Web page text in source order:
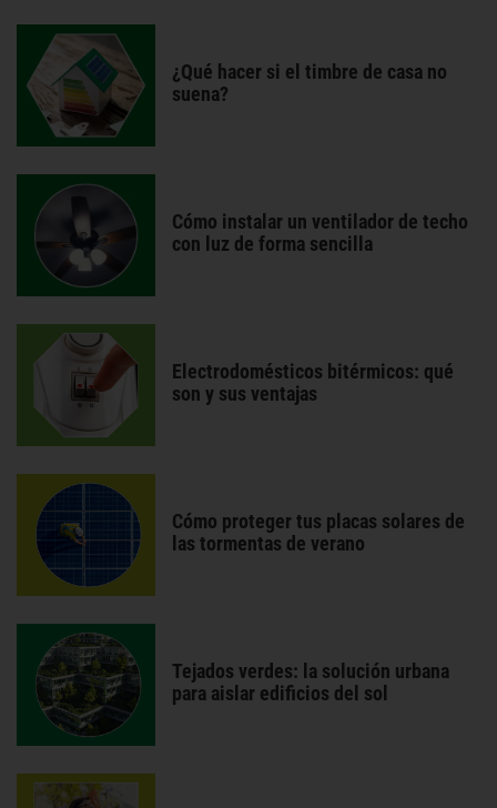
¿Qué hacer si el timbre de casa no
suena?
Cómo instalar un ventilador de techo
con luz de forma sencilla
Electrodomésticos bitérmicos: qué
son y sus ventajas
Cómo proteger tus placas solares de
las tormentas de verano
Tejados verdes: la solución urbana
para aislar edificios del sol